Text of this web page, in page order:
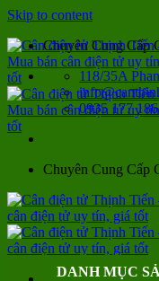
Skip to content
Chuyên Cung Cấp
118/35A
0935 177 186
Chuyên Cung Cấp
DANH MỤC